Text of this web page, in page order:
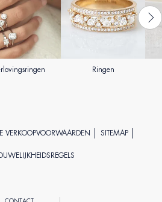
Ringen
VERKOOPVOORWAARDEN SITEMAP